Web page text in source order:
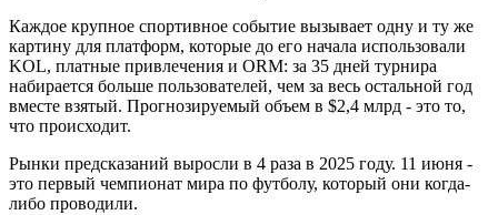
Каждое крупное спортивное событие вызывает одну и ту же
картину для платформ, которые до его начала использовали
KOL, платные привлечения и ORM: за 35 дней турнира
набирается больше пользователей, чем за весь остальной год
вместе взятый. Прогнозируемый объем в $2,4 млрд - это то,
что происходит.
Рынки предсказаний выросли в 4 раза в 2025 году. 11 июня -
это первый чемпионат мира по футболу, который они когда-
либо проводили.